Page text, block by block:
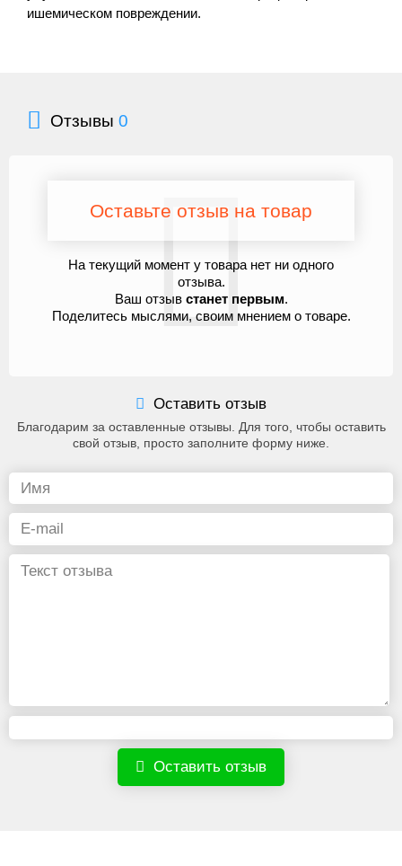
ишемическом повреждении.
Отзывы 0
Оставьте отзыв на товар
На текущий момент у товара нет ни одного
отзыва.
Ваш отзыв станет первым.
Поделитесь мыслями, своим мнением о товаре.
Оставить отзыв
Благодарим за оставленные отзывы. Для того, чтобы оставить
свой отзыв, просто заполните форму ниже.
Оставить отзыв